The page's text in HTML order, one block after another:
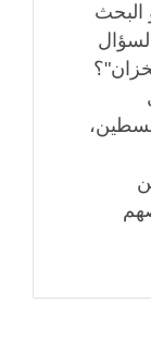
البحث